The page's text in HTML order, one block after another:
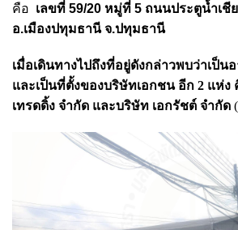
คือ เลขที่ 59/20 หมู่ที่ 5 ถนนประตูน้ำเชี
อ.เมืองปทุมธานี จ.ปทุมธานี
เมื่อเดินทางไปถึงที่อยู่ดังกล่าวพบว่าเป็
และเป็นที่ตั้งของบริษัทเอกชน อีก 2 แห่ง
เทรดดิ้ง จำกัด และบริษัท เอกรัชต์ จำกัด